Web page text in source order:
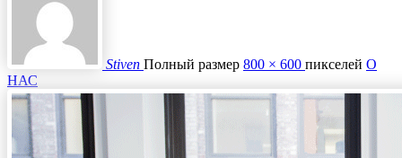
Stiven Полный размер 800 × 600 пикселей О
НАС